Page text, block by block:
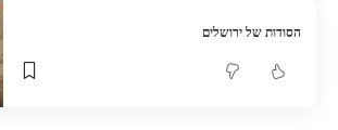
הסודות של ירושלים